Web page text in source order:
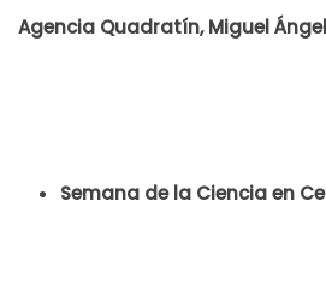
Agencia Quadratín, Miguel
Semana de la Ciencia en